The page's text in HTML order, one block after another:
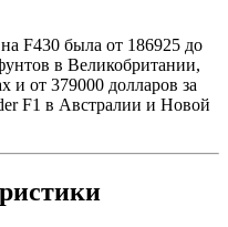
F430 была от 186925 до
в Великобритании,
и от 379000 долларов за
F1 в Австралии и Новой